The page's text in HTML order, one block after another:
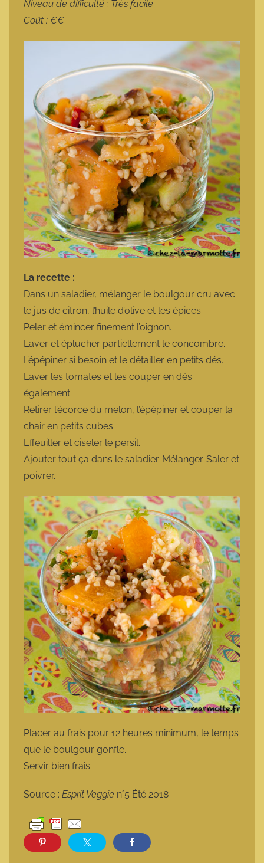
Niveau de difficulté : Très facile
Coût : €€
La recette :
Dans un saladier, mélanger le boulgour cru avec
le jus de citron, l’huile d’olive et les épices.
Peler et émincer finement l’oignon.
Laver et éplucher partiellement le concombre.
L’épépiner si besoin et le détailler en petits dés.
Laver les tomates et les couper en dés
également.
Retirer l’écorce du melon, l’épépiner et couper la
chair en petits cubes.
Effeuiller et ciseler le persil.
Ajouter tout ça dans le saladier. Mélanger. Saler et
poivrer.
Placer au frais pour 12 heures minimum, le temps
que le boulgour gonfle.
Servir bien frais.
Source : Esprit Veggie n°5 Été 2018